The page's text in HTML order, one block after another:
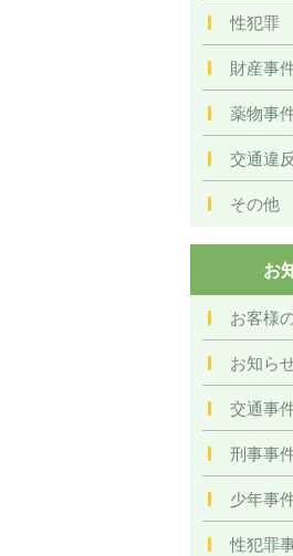
性犯罪
財産事
薬物事
交通違
その他
お
お客様
お知ら
交通事
刑事事
少年事
性犯罪